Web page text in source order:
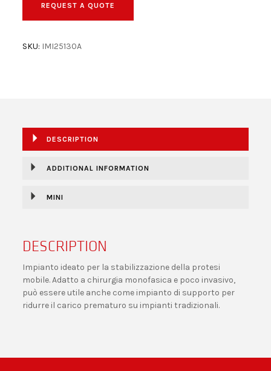
REQUEST A QUOTE
SKU: IMI25130A
DESCRIPTION
ADDITIONAL INFORMATION
MINI
DESCRIPTION
Impianto ideato per la stabilizzazione della protesi
mobile. Adatto a chirurgia monofasica e poco invasivo,
può essere utile anche come impianto di supporto per
ridurre il carico prematuro su impianti tradizionali.